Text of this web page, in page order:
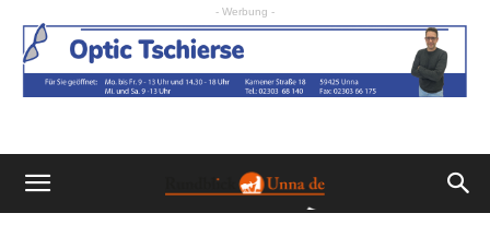
- Werbung -